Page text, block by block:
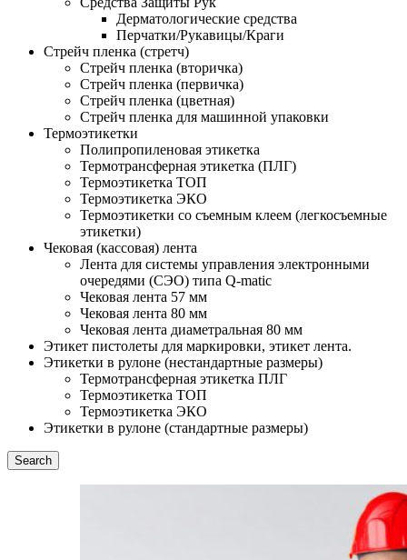
Дерматологические средства
Перчатки/Рукавицы/Краги
Стрейч пленка (стретч)
Стрейч пленка (вторичка)
Стрейч пленка (первичка)
Стрейч пленка (цветная)
Стрейч пленка для машинной упаковки
Термоэтикетки
Полипропиленовая этикетка
Термотрансферная этикетка (ПЛГ)
Термоэтикетка ТОП
Термоэтикетка ЭКО
Термоэтикетки со съемным клеем (легкосъемные
этикетки)
Чековая (кассовая) лента
Лента для системы управления электронными
очередями (СЭО) типа Q-matic
Чековая лента 57 мм
Чековая лента 80 мм
Чековая лента диаметральная 80 мм
Этикет пистолеты для маркировки, этикет лента.
Этикетки в рулоне (нестандартные размеры)
Термотрансферная этикетка ПЛГ
Термоэтикетка ТОП
Термоэтикетка ЭКО
Этикетки в рулоне (стандартные размеры)
Search